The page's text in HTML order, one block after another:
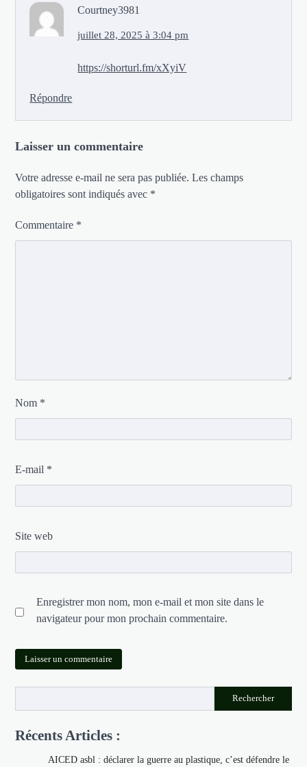
Courtney3981
juillet 28, 2025 à 3:04 pm
https://shorturl.fm/xXyiV
Répondre
Laisser un commentaire
Votre adresse e-mail ne sera pas publiée. Les champs
obligatoires sont indiqués avec *
Commentaire *
Nom *
E-mail *
Site web
Enregistrer mon nom, mon e-mail et mon site dans le
navigateur pour mon prochain commentaire.
Rechercher
Récents Articles :
AICED asbl : déclarer la guerre au plastique, c’est défendre le